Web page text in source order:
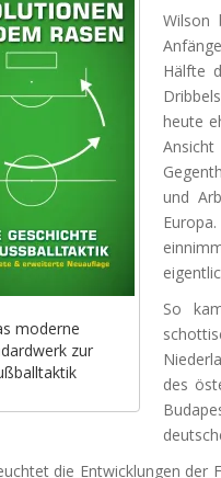
moderne
zur
Wilson
Hälfte
heute
und
So
des
die Entwicklungen der